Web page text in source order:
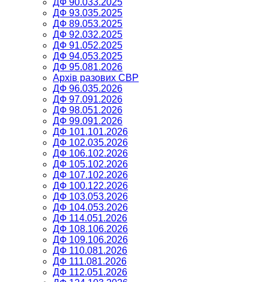
ДФ 90.033.2025
ДФ 93.035.2025
ДФ 89.053.2025
ДФ 92.032.2025
ДФ 91.052.2025
ДФ 94.053.2025
ДФ 95.081.2026
Архів разових СВР
ДФ 96.035.2026
ДФ 97.091.2026
ДФ 98.051.2026
ДФ 99.091.2026
ДФ 101.101.2026
ДФ 102.035.2026
ДФ 106.102.2026
ДФ 105.102.2026
ДФ 107.102.2026
ДФ 100.122.2026
ДФ 103.053.2026
ДФ 104.053.2026
ДФ 114.051.2026
ДФ 108.106.2026
ДФ 109.106.2026
ДФ 110.081.2026
ДФ 111.081.2026
ДФ 112.051.2026